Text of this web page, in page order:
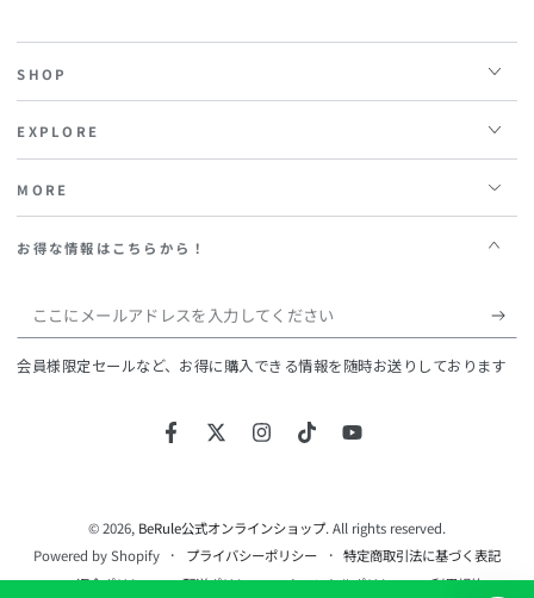
SHOP
EXPLORE
MORE
お得な情報はこちらから！
こ
こ
に
ド
会員様限定セールなど、お得に購入できる情報を随時お送りしております
FacebookTwitterInstagramTikTokYouTube
© 2026, BeRule公式オンラインショップ. All rights reserved.
Powered by Shopify
プライバシーポリシー
特定商取引法に基づく表記
返金ポリシー
配送ポリシー キャンセルポリシー 利用規約